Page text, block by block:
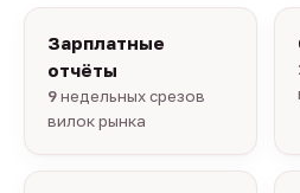
Зарплатные
отчёты
9недельных срезов
вилок рынка